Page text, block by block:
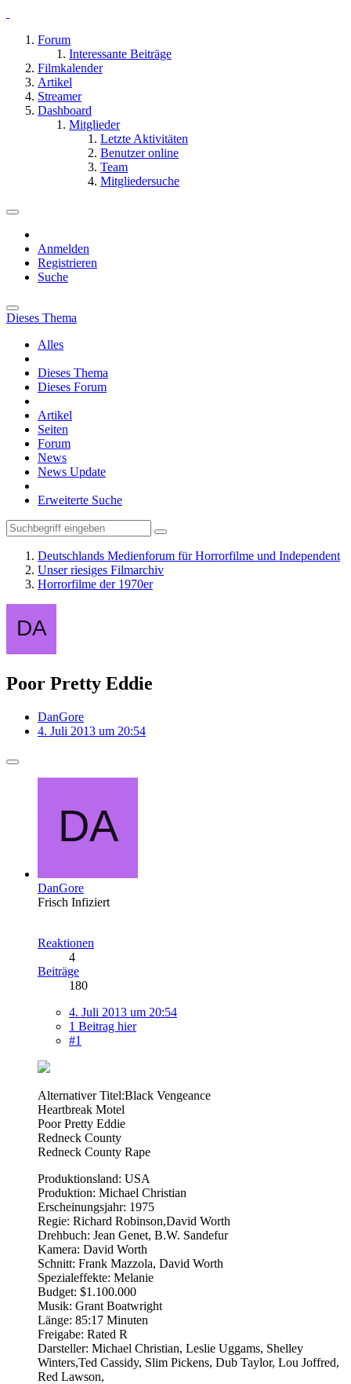
Forum
Interessante Beiträge
Filmkalender
Artikel
Streamer
Dashboard
Mitglieder
Letzte Aktivitäten
Benutzer online
Team
Mitgliedersuche
Anmelden
Registrieren
Suche
Dieses Thema
Alles
Dieses Thema
Dieses Forum
Artikel
Seiten
Forum
News
News Update
Erweiterte Suche
Deutschlands Medienforum für Horrorfilme und Independent
Unser riesiges Filmarchiv
Horrorfilme der 1970er
Poor Pretty Eddie
DanGore
4. Juli 2013 um 20:54
DanGore
Frisch Infiziert
Reaktionen
4
Beiträge
180
4. Juli 2013 um 20:54
1 Beitrag hier
#1
Alternativer Titel:Black Vengeance
Heartbreak Motel
Poor Pretty Eddie
Redneck County
Redneck County Rape
Produktionsland: USA
Produktion: Michael Christian
Erscheinungsjahr: 1975
Regie: Richard Robinson,David Worth
Drehbuch: Jean Genet, B.W. Sandefur
Kamera: David Worth
Schnitt: Frank Mazzola, David Worth
Spezialeffekte: Melanie
Budget: $1.100.000
Musik: Grant Boatwright
Länge: 85:17 Minuten
Freigabe: Rated R
Darsteller: Michael Christian, Leslie Uggams, Shelley
Winters,Ted Cassidy, Slim Pickens, Dub Taylor, Lou Joffred,
Red Lawson,